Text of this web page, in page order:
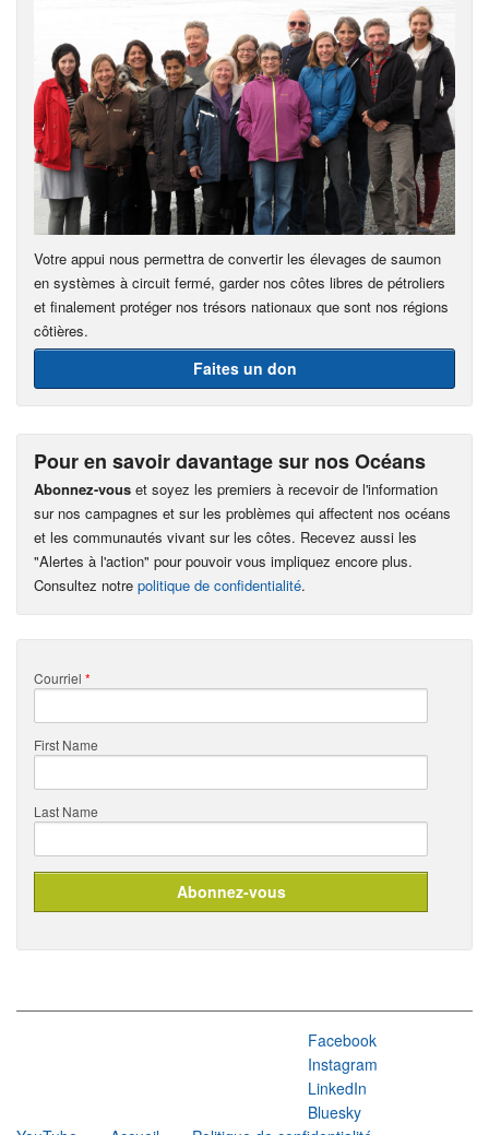
Votre appui nous permettra de convertir les élevages de saumon
en systèmes à circuit fermé, garder nos côtes libres de pétroliers
et finalement protéger nos trésors nationaux que sont nos régions
côtières.
Faites un don
Pour en savoir davantage sur nos Océans
Abonnez-vous et soyez les premiers à recevoir de l'information
sur nos campagnes et sur les problèmes qui affectent nos océans
et les communautés vivant sur les côtes. Recevez aussi les
"Alertes à l'action" pour pouvoir vous impliquez encore plus.
Consultez notre politique de confidentialité.
Courriel *
First Name
Last Name
Facebook
Instagram
LinkedIn
Bluesky